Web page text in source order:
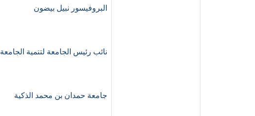
البروفيسور نبيل بيضون
نائب رئيس الجامعة لتنمية الجامعة
جامعة حمدان بن محمد الذكية